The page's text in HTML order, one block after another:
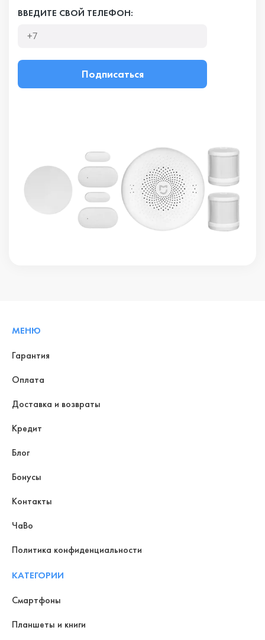
ВВЕДИТЕ СВОЙ ТЕЛЕФОН:
Подписаться
МЕНЮ
Гарантия
Оплата
Доставка и возвраты
Кредит
Блог
Бонусы
Контакты
ЧаВо
Политика конфиденциальности
КАТЕГОРИИ
Смартфоны
Планшеты и книги